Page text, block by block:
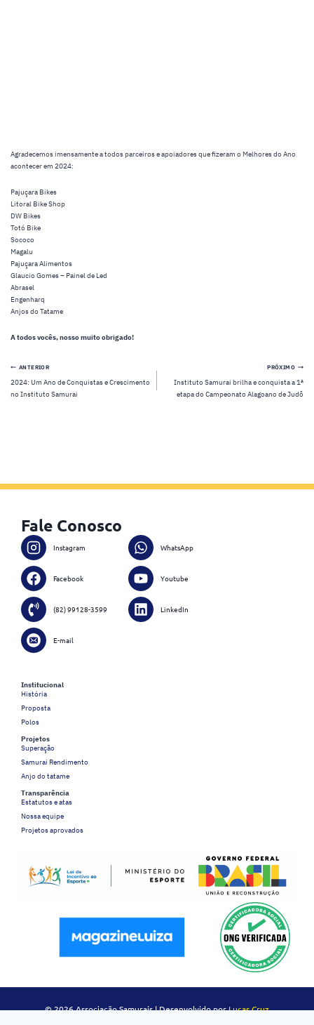
Agradecemos imensamente a todos parceiros e apoiadores que fizeram o Melhores do Ano
acontecer em 2024:
Pajuçara Bikes
Litoral Bike Shop
DW Bikes
Totó Bike
Sococo
Magalu
Pajuçara Alimentos
Glaucio Gomes – Painel de Led
Abrasel
Engenharq
Anjos do Tatame
A todos vocês, nosso muito obrigado!
Navegação
de
ANTERIOR
2024: Um Ano de Conquistas e Crescimento
no Instituto Samurai
PRÓXIMO
Instituto Samurai brilha e conquista a 1ª
etapa do Campeonato Alagoano de Judô
Fale Conosco
Instagram WhatsApp
Facebook Youtube
(82) 99128-3599 LinkedIn
E-mail
Institucional
História
Proposta
Polos
Projetos
Superação
Samurai Rendimento
Anjo do tatame
Transparência
Estatutos e atas
Nossa equipe
Projetos aprovados
© 2026 Associação Samurais | Desenvolvido porLucas Cruz